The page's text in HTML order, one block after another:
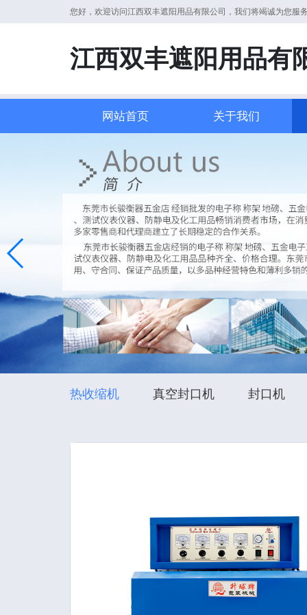
您好，欢迎访问江西双丰遮阳用品有限公司，我们将竭诚为您服
江西双丰遮阳用品有
网站首页 关于我们
热收缩机 真空封口机 封口机